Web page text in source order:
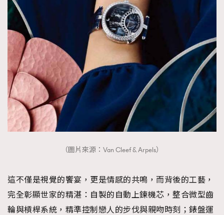
（圖片來源：Van Cleef & Arpels）
這不僅是視覺的饗宴，更是情感的共鳴，而背後的工藝，
完全彰顯世家的精湛：自製的自動上鍊機芯，整合微型齒
輪與槓桿系統，精準控制戀人的步伐與親吻時刻；錶盤運